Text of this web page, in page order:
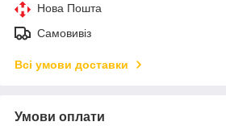
Нова Пошта
Самовивіз
Всі умови доставки
Умови оплати